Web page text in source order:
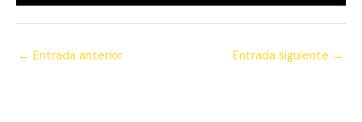
← Entrada anterior Entrada siguiente →